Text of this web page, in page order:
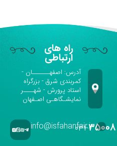
راه های
ارتباطی
آدرس: اصفهـــــــان -
کمربندی شرق - بزرگراه
استاد پرورش - شهــــر
نمایشـگاهـی اصـفهان
۰۳۱-۳۵۰۰۸info@isfahanfair.ir